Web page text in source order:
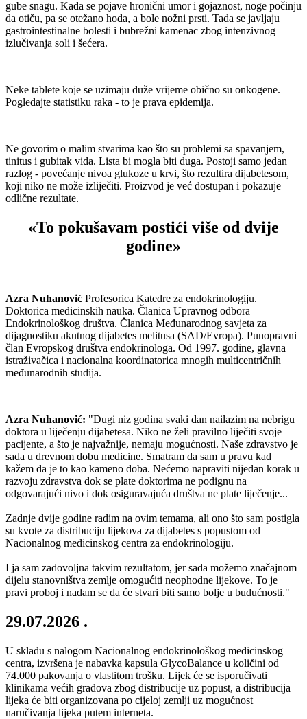
gube snagu. Kada se pojave hronični umor i gojaznost, noge počinju
da otiču, pa se otežano hoda, a bole nožni prsti. Tada se javljaju
gastrointestinalne bolesti i bubrežni kamenac zbog intenzivnog
izlučivanja soli i šećera.
Neke tablete koje se uzimaju duže vrijeme obično su onkogene.
Pogledajte statistiku raka - to je prava epidemija.
Ne govorim o malim stvarima kao što su problemi sa spavanjem,
tinitus i gubitak vida. Lista bi mogla biti duga. Postoji samo jedan
razlog - povećanje nivoa glukoze u krvi, što rezultira dijabetesom,
koji niko ne može izliječiti. Proizvod je već dostupan i pokazuje
odlične rezultate.
«To pokušavam postići više od dvije
godine»
Azra Nuhanović Profesorica Katedre za endokrinologiju.
Doktorica medicinskih nauka. Članica Upravnog odbora
Endokrinološkog društva. Članica Međunarodnog savjeta za
dijagnostiku akutnog dijabetes melitusa (SAD/Evropa). Punopravni
član Evropskog društva endokrinologa. Od 1997. godine, glavna
istraživačica i nacionalna koordinatorica mnogih multicentričnih
međunarodnih studija.
Azra Nuhanović: "Dugi niz godina svaki dan nailazim na nebrigu
doktora u liječenju dijabetesa. Niko ne želi pravilno liječiti svoje
pacijente, a što je najvažnije, nemaju mogućnosti. Naše zdravstvo je
sada u drevnom dobu medicine. Smatram da sam u pravu kad
kažem da je to kao kameno doba. Nećemo napraviti nijedan korak u
razvoju zdravstva dok se plate doktorima ne podignu na
odgovarajući nivo i dok osiguravajuća društva ne plate liječenje...
Zadnje dvije godine radim na ovim temama, ali ono što sam postigla
su kvote za distribuciju lijekova za dijabetes s popustom od
Nacionalnog medicinskog centra za endokrinologiju.
I ja sam zadovoljna takvim rezultatom, jer sada možemo značajnom
dijelu stanovništva zemlje omogućiti neophodne lijekove. To je
pravi proboj i nadam se da će stvari biti samo bolje u budućnosti."
29.07.2026 .
U skladu s nalogom Nacionalnog endokrinološkog medicinskog
centra, izvršena je nabavka kapsula GlycoBalance u količini od
74.000 pakovanja o vlastitom trošku. Lijek će se isporučivati ​​
klinikama većih gradova zbog distribucije uz popust, a distribucija
lijeka će biti organizovana po cijeloj zemlji uz mogućnost
naručivanja lijeka putem interneta.